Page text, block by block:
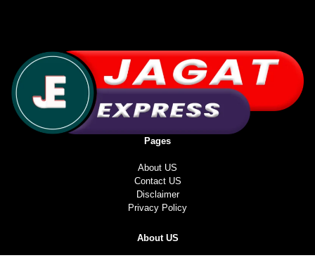
Pages
About US
Contact US
Disclaimer
Privacy Policy
About US